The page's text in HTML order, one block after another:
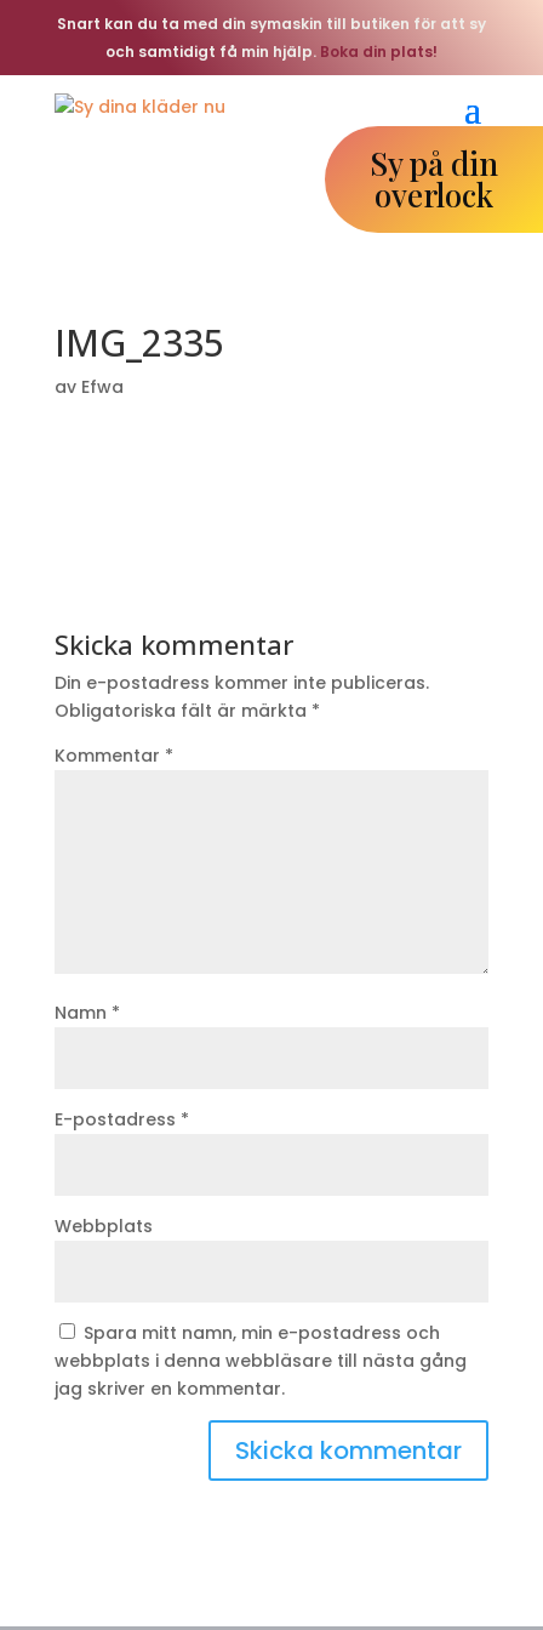
Snart kan du ta med din symaskin till butiken för att sy
och samtidigt få min hjälp. Boka din plats!
Sy på din
overlock
IMG_2335
av Efwa
Skicka kommentar
Din e-postadress kommer inte publiceras.
Obligatoriska fält är märkta *
Kommentar *
Namn *
E-postadress *
Webbplats
Spara mitt namn, min e-postadress och
webbplats i denna webbläsare till nästa gång
jag skriver en kommentar.